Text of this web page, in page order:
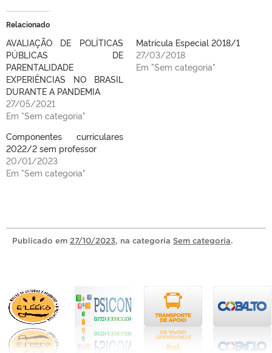
Relacionado
AVALIAÇÃO DE POLÍTICAS
PÚBLICAS DE
PARENTALIDADE
EXPERIÊNCIAS NO BRASIL
DURANTE A PANDEMIA
27/05/2021
Em "Sem categoria"
Matrícula Especial 2018/1
27/03/2018
Em "Sem categoria"
Componentes curriculares
2022/2 sem professor
20/01/2023
Em "Sem categoria"
Publicado em 27/10/2023, na categoria Sem categoria.